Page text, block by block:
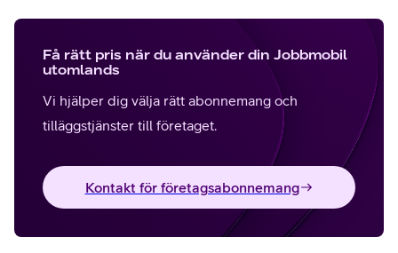
Få rätt pris när du använder din Jobbmobil
utomlands
Vi hjälper dig välja rätt abonnemang och
tilläggstjänster till företaget.
Kontakt för företagsabonnemang